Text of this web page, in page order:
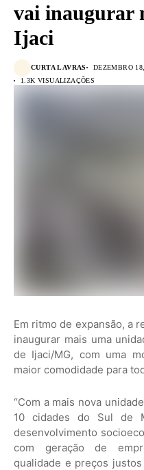
vai inaugurar
Ijaci
CURTA LAVRAS DEZEMBRO
1.3K VISUALIZAÇÕES
Em ritmo de expansão, a
inaugurar mais uma
de Ijaci/MG, com uma
maior comodidade para
“Com a mais nova
10 cidades do Sul de
desenvolvimento
com geração de
qualidade e preços